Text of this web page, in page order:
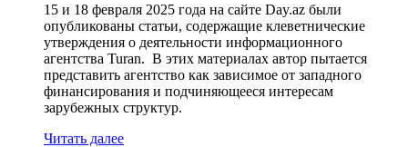
15 и 18 февраля 2025 года на сайте Day.az были
опубликованы статьи, содержащие клеветнические
утверждения о деятельности информационного
агентства Turan. В этих материалах автор пытается
представить агентство как зависимое от западного
финансирования и подчиняющееся интересам
зарубежных структур.
Читать далее